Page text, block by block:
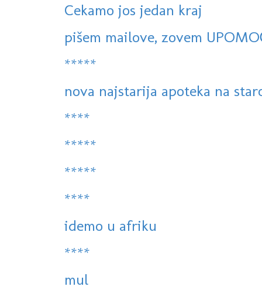
Cekamo jos jedan kraj
pišem mailove, zovem
*****
nova najstarija apoteka na
****
*****
*****
****
idemo u afriku
****
mul